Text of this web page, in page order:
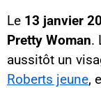
Le 13 janvier
Pretty Woman.
aussitôt un
Roberts jeune,